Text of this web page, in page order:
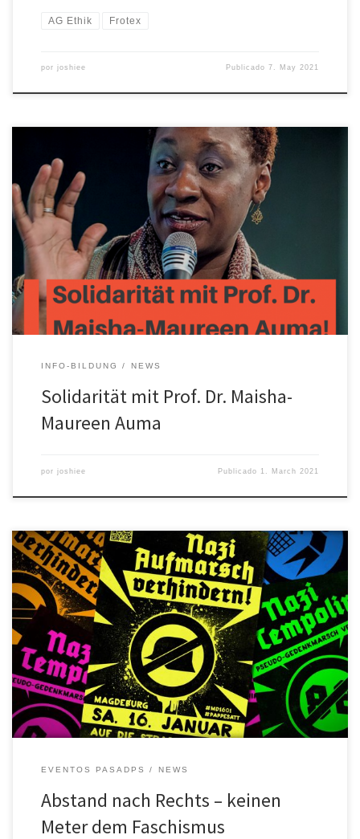
AG Ethik Frotex
por joshiee Publicado7. May 2021
Maureen-Maisha Auma ist Professorin für Kindheit und Differenz
(Diversity Studies) an der Hochschule Magdeburg-Stendal und
gegenwärtig Gastprofessorin an der Humboldt Universität zu
Berlin. Professorin Auma kritisierte in einem Interview mit dem
Tagesspiegel den strukturellen Rassismus und Sexismus an
deutschen Universitäten. Daraufhin wurde sie nach einem
diesbezüglichen Social Media-Post der AfD-Landtagsfraktion […]
INFO-BILDUNG NEWS
Solidarität mit Prof. Dr. Maisha-
Maureen Auma
por joshiee Publicado 1. March 2021
Unter diesem Motto rufen wir euch, gemeinsam mit dem Bündnis
“Solidarisches Magdeburg” auf, euch am 16. Januar 2021 dem
pseudo Gedenkmarsch der Neo-Nazi Gruppen in den weg zu
stellen. […]”Traditionell versuchen Neo-Nazi Gruppen, die
Gräueltaten des nationalsozialistischen Regimes zu verherrlichen
und die Bevölkerung als alleinige Opfer des alliierten
“Bombenterrors” darzustellen. […]
EVENTOS PASADPS NEWS
Abstand nach Rechts – keinen
Meter dem Faschismus